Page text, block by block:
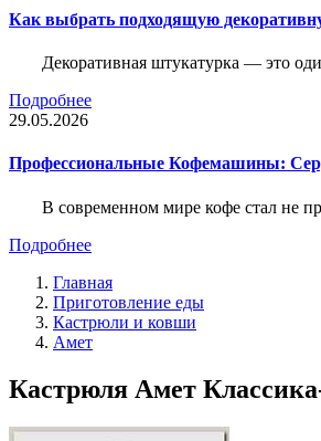
Как выбрать подходящую
Декоративная штукатурка — это
Подробнее
29.05.2026
Профессиональные Кофемашины:
В современном мире кофе стал не
Подробнее
Главная
Приготовление еды
Кастрюли и ковши
Амет
Кастрюля Амет